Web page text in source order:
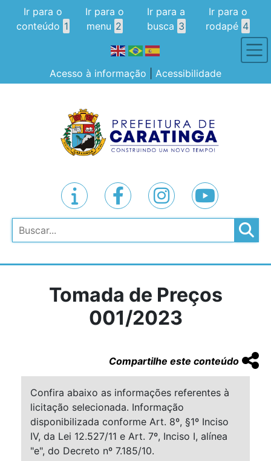
Ir para o
conteúdo 1
Ir para o
menu 2
Ir para a
busca 3
Ir para o
rodapé 4
Acesso à informação Acessibilidade
Pesquisar
Tomada de Preços
001/2023
Compartilhe este conteúdo
Confira abaixo as informações referentes à
licitação selecionada. Informação
disponibilizada conforme Art. 8º, §1º Inciso
IV, da Lei 12.527/11 e Art. 7º, Inciso I, alínea
"e", do Decreto nº 7.185/10.